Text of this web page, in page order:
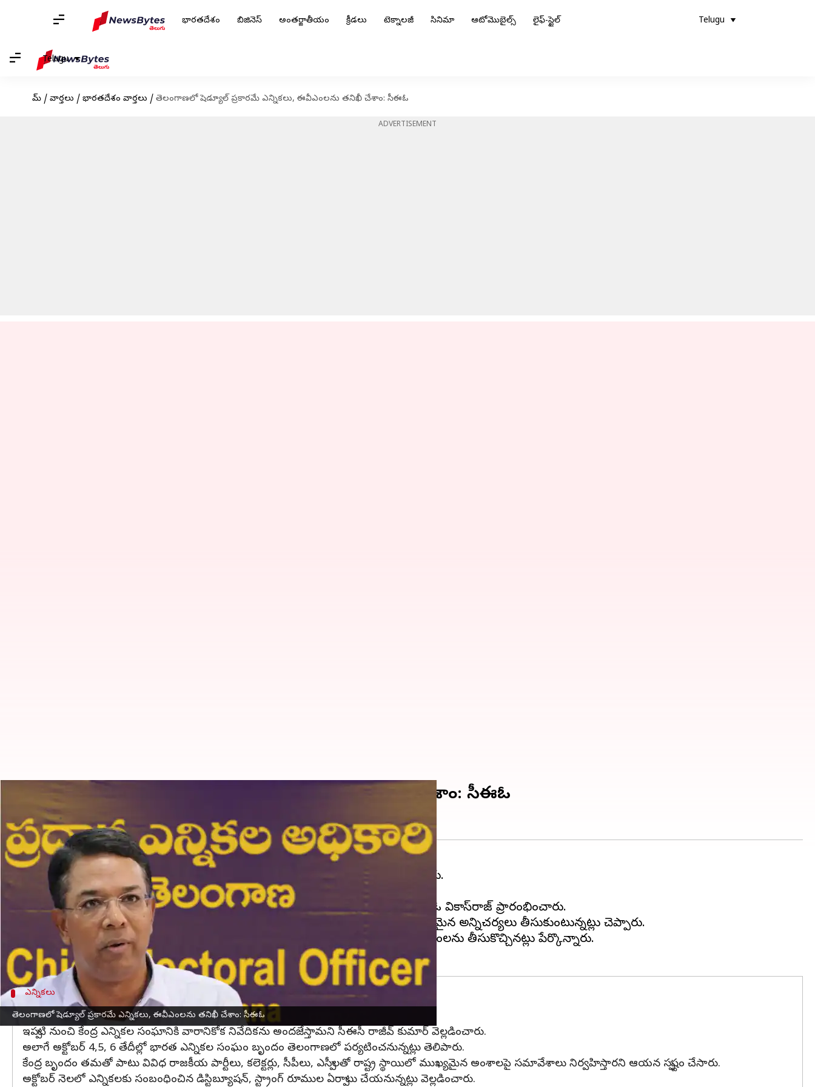
భారతదేశం బిజినెస్ అంతర్జాతీయం క్రీడలు టెక్నాలజీ సినిమా ఆటోమొబైల్స్ లైఫ్-స్టైల్ Telugu
Telugu
హోమ్ / వార్తలు / భారతదేశం వార్తలు / తెలంగాణలో షెడ్యూల్ ప్రకారమే ఎన్నికలు, ఈవీఎంలను తనిఖీ చేశాం: సీఈఓ
ADVERTISEMENT
తెలంగాణలో షెడ్యూల్ ప్రకారమే ఎన్నికలు, ఈవీఎంలను తనిఖీ చేశాం: సీఈఓ
తెలంగాణలో షెడ్యూల్ ప్రకారమే ఎన్నికలు, ఈవీఎంలను తనిఖీ చేశాం: సీఈఓ
వ్రాసిన వారు Stalin 07:28 pm
ఈ వార్తాకథనం ఏంటి
తెలంగాణఅసెంబ్లీ ఎన్నికలపై రాష్ట్ర ఎన్నికల ప్రధాన అధికారి వికాస్‌ రాజ్‌ కీలక వ్యాఖ్యలు చేశారు.
రాష్ట్లంలో షెడ్యూల్ ప్రకారమేఎన్నికలుజరుగుతాయని ఆయన స్పష్టం చేశారు.
బీఆర్‌కే భవన్‌లో ఆయన మీడియాతో మాట్లాడారు. ఈ సందర్భంగా మీడియా సెంటర్‌ను సీఈఓ వికాస్‌రాజ్‌ ప్రారంభించారు.
ఇప్పటికే తెలంగాణలో ఎన్నికల ప్రక్రియలో వేగం పెరిగిందనట్లు వెల్లడించారు. ఎన్నికలకు అవసరమైన అన్నిచర్యలు తీసుకుంటున్నట్లు చెప్పారు.
ఇప్పటికే ఈవీఎంలను తనిఖీ చేశామని సీఈఓ అన్నారు. అధికారుల శిక్షణ కోసం కూడా ఈవీఎంలను తీసుకొచ్చినట్లు పేర్కొన్నారు.
ఎన్నికలు
అక్టోబర్ 4,5, 6 తేదీల్లో కేంద్ర ఎన్నికల బృందం పర్యటన
ఇప్పటి నుంచి కేంద్ర ఎన్నికల సంఘానికి వారానికోక నివేదికను అందజేస్తామని సీఈసీ రాజీవ్ కుమార్ వెల్లడించారు.
అలాగే అక్టోబర్ 4,5, 6 తేదీల్లో భారత ఎన్నికల సంఘం బృందం తెలంగాణలో పర్యటించనున్నట్లు తెలిపారు.
కేంద్ర బృందం తమతో పాటు వివిధ రాజకీయ పార్టీలు, కలెక్టర్లు, సీపీలు, ఎస్పీలతో రాష్ట్ర స్థాయిలో ముఖ్యమైన అంశాలపై సమావేశాలు నిర్వహిస్తారని ఆయన స్పష్టం చేసారు.
అక్టోబర్ నెలలో ఎన్నికలకు సంబంధించిన డిస్టిబ్యూషన్‌, స్ట్రాంగ్ రూముల ఏర్పాటు చేయనున్నట్లు వెల్లడించారు.